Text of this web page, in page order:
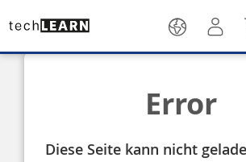
Error
Diese Seite kann nicht